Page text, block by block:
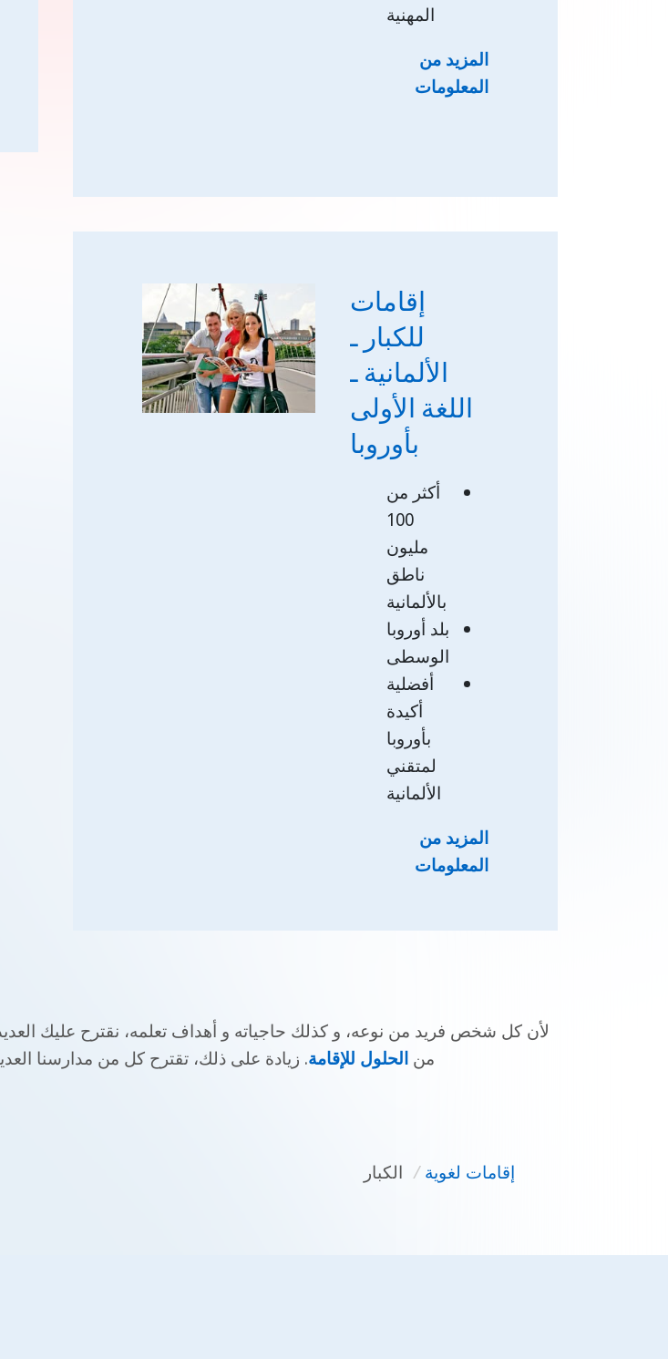
المهنية
المزيد من
المعلومات
إقامات
للكبار ـ
الألمانية ـ
اللغة الأولى
بأوروبا
أكثر من
100
مليون
ناطق
بالألمانية
بلد أوروبا
الوسطى
أفضلية
أكيدة
بأوروبا
لمتقني
الألمانية
المزيد من
المعلومات
لأن كل شخص فريد من نوعه، و كذلك حاجياته و أهداف تعلمه، نقترح عليك
من الحلول للإقامة. زيادة على ذلك، تقترح كل من مدارسنا
إقامات لغوية / الكبار